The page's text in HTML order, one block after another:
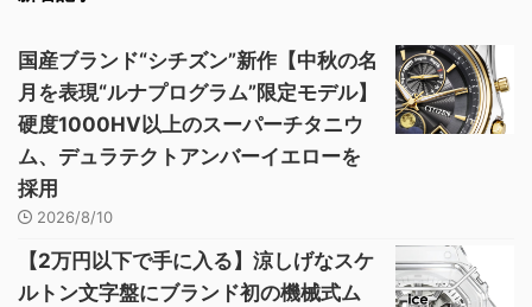
国産ブランド“シチズン”新作【中秋の名
月を表現“ルナプログラム”限定モデル】
硬度1000HV以上のスーパーチタニウ
ム、デュラテクトアンバーイエローを
採用
2026/8/10
【2万円以下で手に入る】涼しげなスケ
ルトン文字盤にブランド初の機械式ム